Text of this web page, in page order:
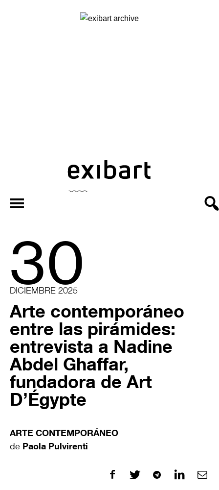
exibart.ar
30
DICIEMBRE 2025
Arte contemporáneo
entre las pirámides:
entrevista a Nadine
Abdel Ghaffar,
fundadora de Art
D’Égypte
ARTE CONTEMPORÁNEO
de Paola Pulvirenti